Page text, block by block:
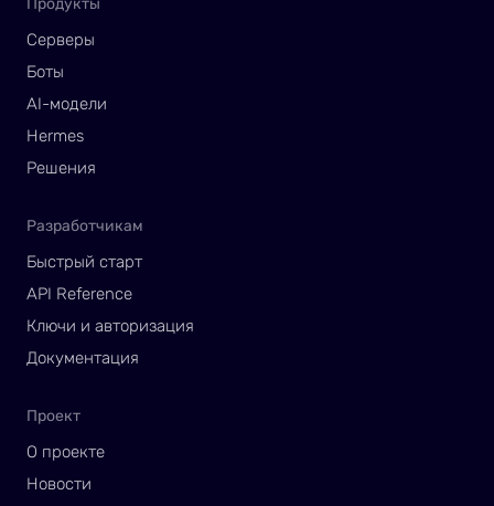
Продукты
Серверы
Боты
AI-модели
Hermes
Решения
Разработчикам
Быстрый старт
API Reference
Ключи и авторизация
Документация
Проект
О проекте
Новости